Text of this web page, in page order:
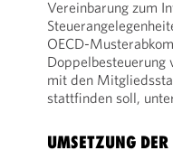
Vereinbarung zum
OECD-
Doppelbesteuerung
mit den
stattfinden soll,
UMSETZUNG